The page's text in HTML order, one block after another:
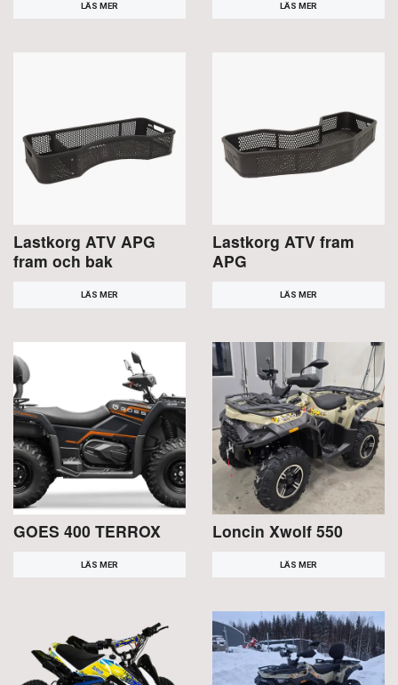
LÄS MER LÄS MER
Lastkorg ATV APG
fram och bak
LÄS MER
Lastkorg ATV fram
APG
LÄS MER
GOES 400 TERROX
LÄS MER
Loncin Xwolf 550
LÄS MER